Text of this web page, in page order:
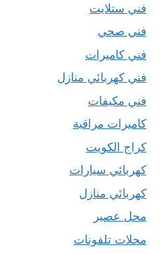
فني ستلايت
فني صحي
فني كاميرات
فني كهربائي منازل
فني مكيفات
كاميرات مراقبة
كراج الكويت
كهربائي سيارات
كهربائي منازل
محل عصير
محلات تلفونات